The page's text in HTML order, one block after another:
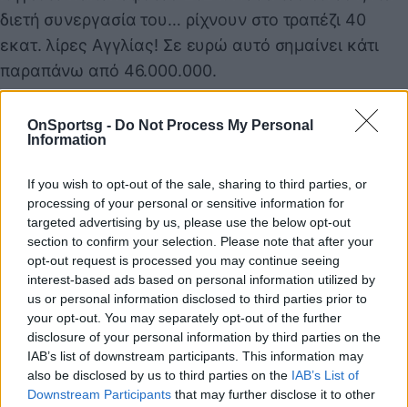
OnSportsg - Do Not Process My Personal
Information
If you wish to opt-out of the sale, sharing to third parties, or
processing of your personal or sensitive information for
targeted advertising by us, please use the below opt-out
section to confirm your selection. Please note that after your
opt-out request is processed you may continue seeing
interest-based ads based on personal information utilized by
us or personal information disclosed to third parties prior to
your opt-out. You may separately opt-out of the further
disclosure of your personal information by third parties on the
IAB’s list of downstream participants. This information may
also be disclosed by us to third parties on the IAB’s List of
Downstream Participants that may further disclose it to other
διετή συνεργασία του… ρίχνουν στο τραπέζι 40
εκατ. λίρες Αγγλίας! Σε ευρώ αυτό σημαίνει κάτι
παραπάνω από 46.000.000.
Ποσά απίστευτα που είναι λογικό να έχουν κάνει
τον Μάρκο Σίλβα να πάρει την απόφασή του. Γι’
αυτό όπως αναφέρουν δημοσιεύματα, ήδη οι
λύση με τη Φούλαμ και να μετακομίσει στη
Σαουδική Αραβία και την Αλ Αχλί ο Πορτογάλος.
Παιχνίδι από παντού στη Novibet με το
νέο Mobile App